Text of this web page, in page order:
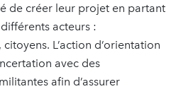
de créer leur projet en partant
acteurs :
L’action d’orientation
avec des
afin d’assurer